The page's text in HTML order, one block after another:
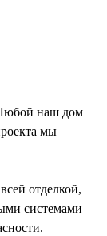
наш дом
мы
отделкой,
системами